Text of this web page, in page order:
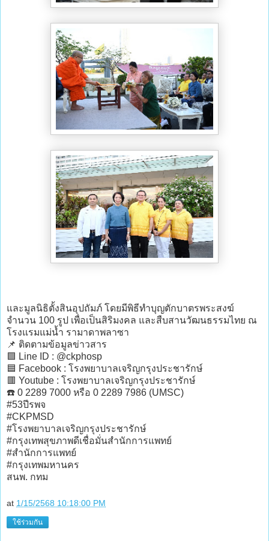
และมูลนิธิตั้งสินอุปถัมภ์ โดยมีพิธีทำบุญตักบาตรพระสงฆ์
จำนวน 100 รูป เพื่อเป็นสิริมงคล และสืบสานวัฒนธรรมไทย ณ
โรงแรมแม่น้ำ รามาดาพลาซา
📌 ติดตามข้อมูลข่าวสาร
🟩 Line ID : @ckphosp
🟦 Facebook : โรงพยาบาลเจริญกรุงประชารักษ์
🟥 Youtube : โรงพยาบาลเจริญกรุงประชารักษ์
☎️ 0 2289 7000 หรือ 0 2289 7986 (UMSC)
#53ปีรพจ
#CKPMSD
#โรงพยาบาลเจริญกรุงประชารักษ์
#กรุงเทพสุขภาพดีเชื่อมั่นสำนักการแพทย์
#สำนักการแพทย์
#กรุงเทพมหานคร
สนพ. กทม
at 1/15/2568 10:18:00 PM
ใช้ร่วมกัน